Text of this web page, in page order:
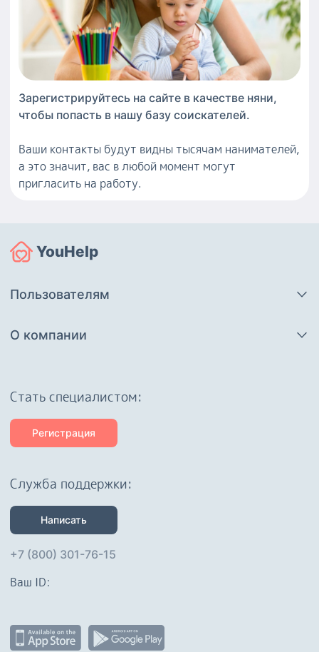
Зарегистрируйтесь на сайте в качестве няни,
чтобы попасть в нашу базу соискателей.
Ваши контакты будут видны тысячам нанимателей,
а это значит, вас в любой момент могут
пригласить на работу.
YouHelp
Пользователям
О компании
Cтать специалистом:
Регистрация
Служба поддержки:
Написать
+7 (800) 301-76-15
Ваш ID: